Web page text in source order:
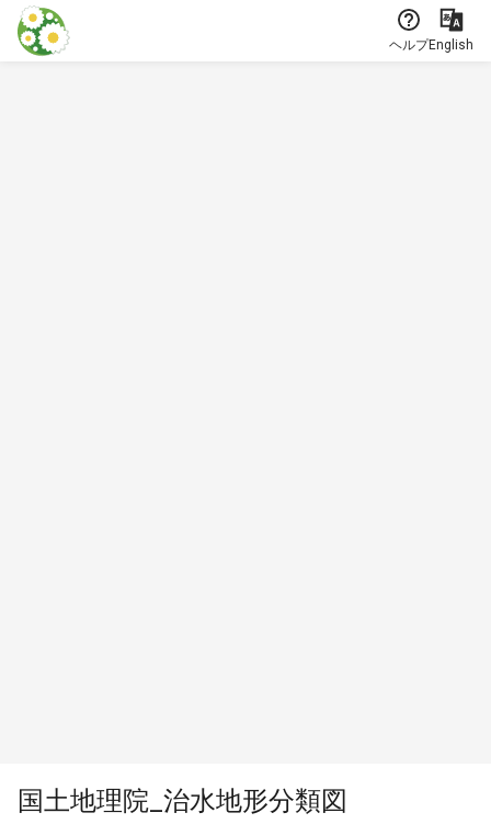
本文に飛ぶ
ヘルプEnglish
国土地理院_治水地形分類図